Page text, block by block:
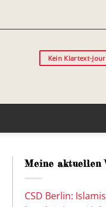
Kein Klartext-
Meine aktuellen
CSD Berlin: